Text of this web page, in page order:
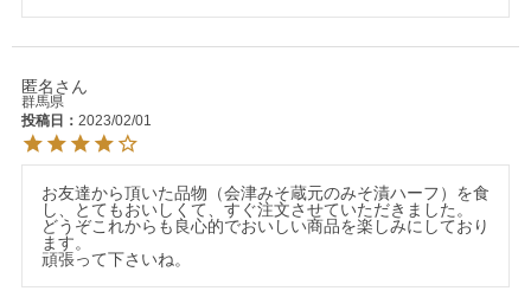
匿名
群馬県
投稿日
2023/02/01
お友達から頂いた品物（会津みそ蔵元のみそ漬ハーフ）を食
し、とてもおいしくて、すぐ注文させていただきました。
どうぞこれからも良心的でおいしい商品を楽しみにしており
ます。
頑張って下さいね。